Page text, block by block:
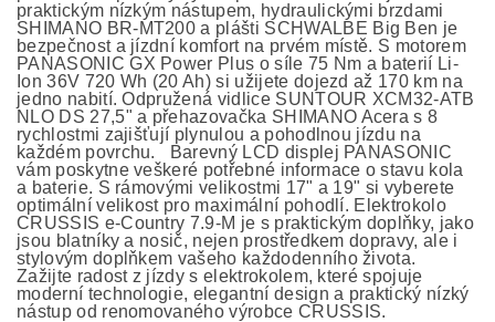
praktickým nízkým nástupem, hydraulickými brzdami
SHIMANO BR-MT200 a plášti SCHWALBE Big Ben je
bezpečnost a jízdní komfort na prvém místě. S motorem
PANASONIC GX Power Plus o síle 75 Nm a baterií Li-
Ion 36V 720 Wh (20 Ah) si užijete dojezd až 170 km na
jedno nabití. Odpružená vidlice SUNTOUR XCM32-ATB
NLO DS 27,5" a přehazovačka SHIMANO Acera s 8
rychlostmi zajišťují plynulou a pohodlnou jízdu na
každém povrchu. Barevný LCD displej PANASONIC
vám poskytne veškeré potřebné informace o stavu kola
a baterie. S rámovými velikostmi 17" a 19" si vyberete
optimální velikost pro maximální pohodlí. Elektrokolo
CRUSSIS e-Country 7.9-M je s praktickým doplňky, jako
jsou blatníky a nosič, nejen prostředkem dopravy, ale i
stylovým doplňkem vašeho každodenního života.
Zažijte radost z jízdy s elektrokolem, které spojuje
moderní technologie, elegantní design a praktický nízký
nástup od renomovaného výrobce CRUSSIS.